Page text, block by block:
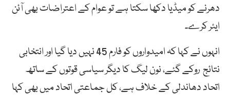
دھرنے کو میڈیا دکھا سکتا ہے تو عوام کے اعتراضات بھی آئن
ایئر کرے۔
انہوں نے کہا کہ امیدواروں کو فارم 45 نہیں دیا گیا اور انتخابی
نتائج روکے گئے، نون لیگ کا دیگر سیاسی قوتوں کے ساتھ
اتحاد دھاندلی کے خلاف ہے، کل جماعتی اتحاد میں بھی کہا